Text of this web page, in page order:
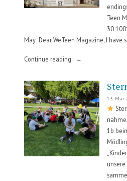
Teen
30
May Dear WeTeen Magazine, I have
Continue reading
„How
will
change…“
13. Mai
1b